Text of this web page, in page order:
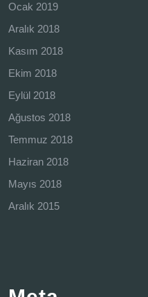
Ocak 2019
Aralık 2018
Kasım 2018
Ekim 2018
Eylül 2018
Ağustos 2018
Temmuz 2018
Haziran 2018
Mayıs 2018
Aralık 2015